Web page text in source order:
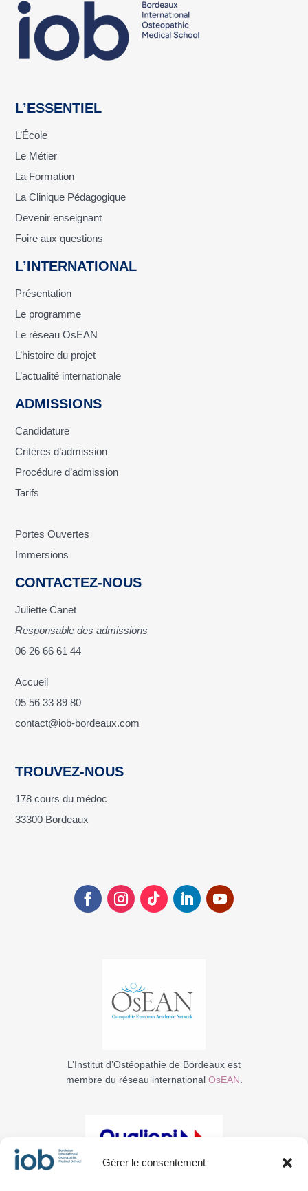
Gérer le consentement
L’ESSENTIEL
L’École
Le Métier
La Formation
La Clinique Pédagogique
Devenir enseignant
Foire aux questions
L’INTERNATIONAL
Présentation
Le programme
Le réseau OsEAN
L’histoire du projet
L’actualité internationale
ADMISSIONS
Candidature
Critères d’admission
Procédure d’admission
Tarifs
Portes Ouvertes
Immersions
CONTACTEZ-NOUS
Juliette Canet
Responsable des admissions
06 26 66 61 44
Accueil
05 56 33 89 80
contact@iob-bordeaux.com
TROUVEZ-NOUS
178 cours du médoc
33300 Bordeaux
L’Institut d’Ostéopathie de Bordeaux est
membre du réseau international OsEAN